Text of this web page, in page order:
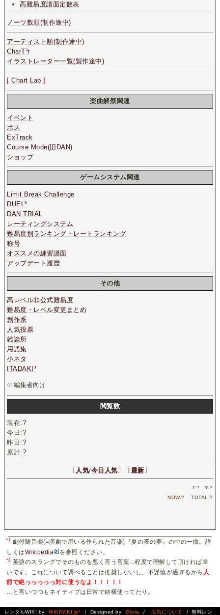
高難易度譜面定数表
ノーツ数順(制作途中)
アーティスト順(制作途中)
CharT³r
イラストレーター一覧(製作途中)
[Chart Lab ]
楽曲解禁関連
イベント
ボス
ExTrack
Course Mode(旧DAN)
ショップ
ゲームシステム関連
Limit Break Challenge
DUEL³
DAN TRIAL
レーティングシステム
難易度別ランキング・レートランキング
称号
オススメの練習譜面
アップデート履歴
その他
高レベル非公式難易度
難易度・レベル変更まとめ
創作系
人気投票
雑談所
用語集
小ネタ
ITADAKI³
編集者向け
閲覧数
現在:?
今日:?
昨日:?
累計:?
〔 人気/今日人気 〕〔 最新 〕
T.? Y.?
NOW.? TOTAL.?
*1
劇付随音楽(=演劇で用いる作られた音楽)『夏の夜の夢』の中の一曲。詳
しくはWikipedia を参照ください。
*2 英語のスラングでそのものを悪く言う言葉...程度で理解して頂ければ幸
いです。これについて調べることは推奨しないし、不謹慎が過ぎるから 人
前で絶っっっっっ対に使うなよ！！！！！
…と言いつつもネイティブは日常で結構使ってたり。
レンタルWIKI by WIKIWIKI.jp* / Designed by Olivia / 広告について / 無料レン